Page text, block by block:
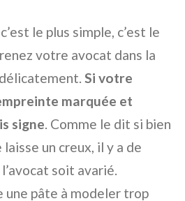
le plus simple, c’est le
votre avocat dans la
Si votre
marquée et
signe. Comme le dit si bien
laisse un creux, il y a de
soit avarié.
une pâte à modeler trop